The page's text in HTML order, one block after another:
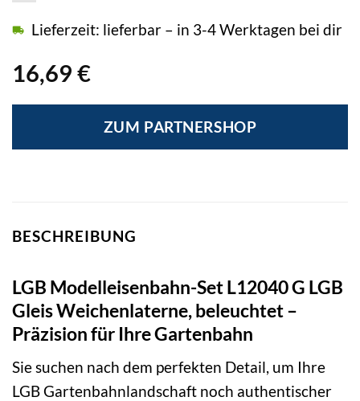
16,69 €
Lieferzeit: lieferbar – in 3-4 Werktagen bei dir
ZUM PARTNERSHOP
BESCHREIBUNG
LGB Modelleisenbahn-Set L12040 G LGB
Gleis Weichenlaterne, beleuchtet –
Präzision für Ihre Gartenbahn
Sie suchen nach dem perfekten Detail, um Ihre
LGB Gartenbahnlandschaft noch authentischer